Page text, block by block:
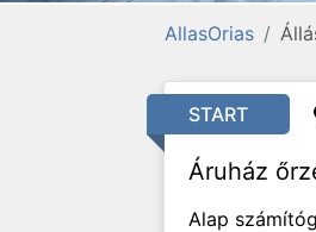
AllasOrias
START
Áruház
Alap